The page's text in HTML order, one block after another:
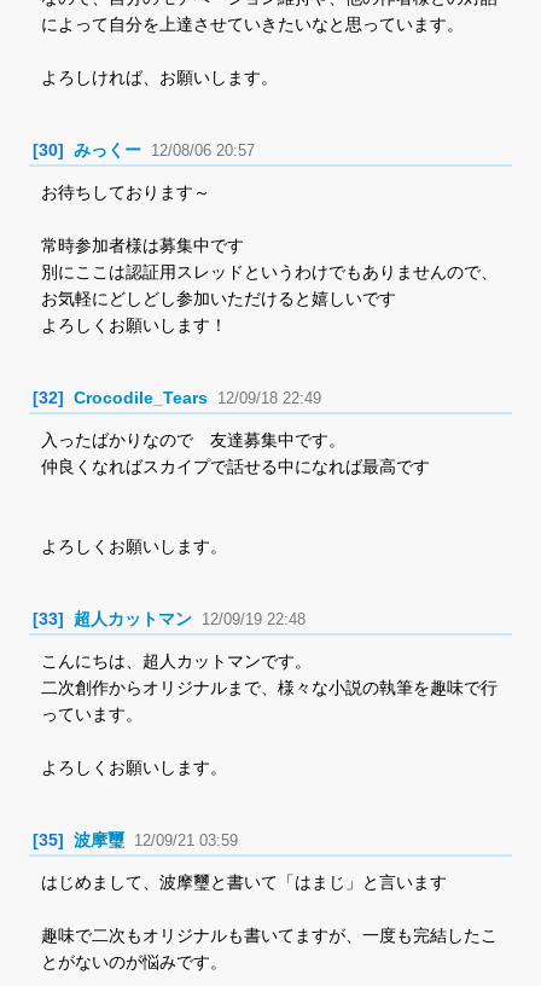
によって自分を上達させていきたいなと思っています。
よろしければ、お願いします。
[30] みっくー 12/08/06 20:57
お待ちしております～
常時参加者様は募集中です
別にここは認証用スレッドというわけでもありませんので、
お気軽にどしどし参加いただけると嬉しいです
よろしくお願いします！
[32] Crocodile_Tears 12/09/18 22:49
入ったばかりなので 友達募集中です。
仲良くなればスカイプで話せる中になれば最高です
よろしくお願いします。
[33] 超人カットマン 12/09/19 22:48
こんにちは、超人カットマンです。
二次創作からオリジナルまで、様々な小説の執筆を趣味で行
っています。
よろしくお願いします。
[35] 波摩璽 12/09/21 03:59
はじめまして、波摩璽と書いて「はまじ」と言います
趣味で二次もオリジナルも書いてますが、一度も完結したこ
とがないのが悩みです。